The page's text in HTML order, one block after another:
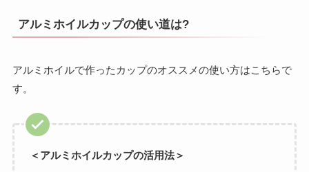
アルミホイルカップの使い道は?
アルミホイルで作ったカップのオススメの使い方はこちらで
す。
＜アルミホイルカップの活用法＞